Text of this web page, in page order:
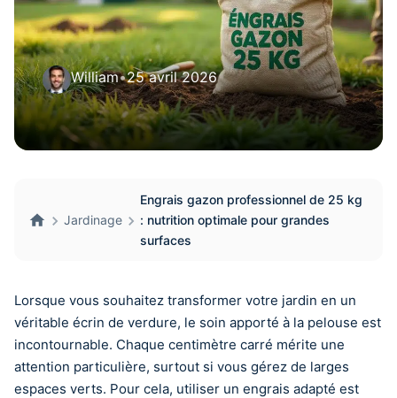
William•25 avril 2026
Jardinage
Engrais gazon professionnel de 25 kg
: nutrition optimale pour grandes
surfaces
Lorsque vous souhaitez transformer votre jardin en un
véritable écrin de verdure, le soin apporté à la pelouse est
incontournable. Chaque centimètre carré mérite une
attention particulière, surtout si vous gérez de larges
espaces verts. Pour cela, utiliser un engrais adapté est